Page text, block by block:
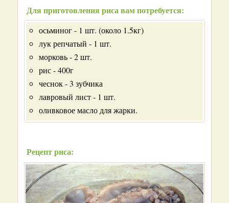
Для приготовления риса вам потребуется:
осьминог - 1 шт. (около 1.5кг)
лук репчатый - 1 шт.
морковь - 2 шт.
рис - 400г
чеснок - 3 зубчика
лавровый лист - 1 шт.
оливковое масло для жарки.
Рецепт риса: